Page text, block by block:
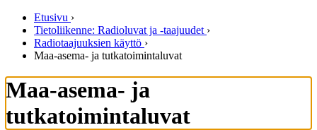
Etusivu ›
Tietoliikenne: Radioluvat ja -taajuudet ›
Radiotaajuuksien käyttö ›
Maa-asema- ja tutkatoimintaluvat
Maa-asema- ja
tutkatoimintaluvat